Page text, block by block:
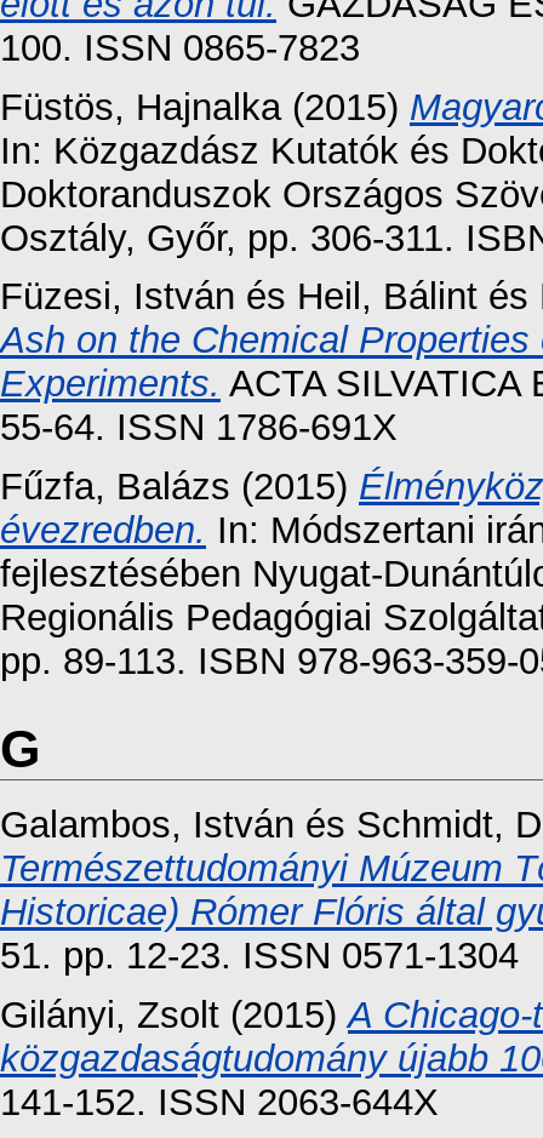
100. ISSN 0865-7823
Füstös, Hajnalka(2015)
In: Közgazdász Kutatók és
Doktoranduszok Országos
Osztály, Győr, pp. 306-311.
Füzesi, István és Heil, Bálint és
Ash on the Chemical
Experiments. ACTA SILVATICA
55-64. ISSN 1786-691X
Fűzfa, Balázs (2015)
évezredben. In: Módszertani
fejlesztésében Nyugat-
Regionális Pedagógiai
pp. 89-113. ISBN 978-963-359-
G
Galambos, István és Schmidt,
Természettudományi Múzeum
Historicae) Rómer Flóris által
51. pp. 12-23. ISSN 0571-1304
Gilányi, Zsolt (2015)A
közgazdaságtudomány újabb
141-152. ISSN 2063-644X